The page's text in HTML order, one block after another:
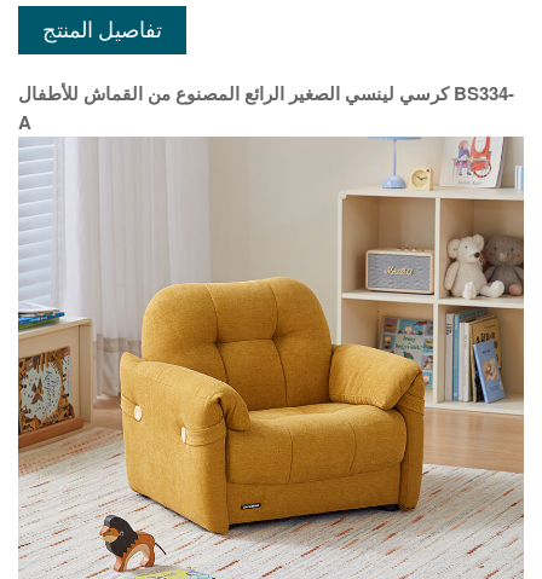
تفاصيل المنتج
كرسي لينسي الصغير الرائع المصنوع من القماش للأطفال BS334-
A